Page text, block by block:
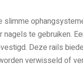
slimme
te gebruiken.
Deze rails
verwisseld of